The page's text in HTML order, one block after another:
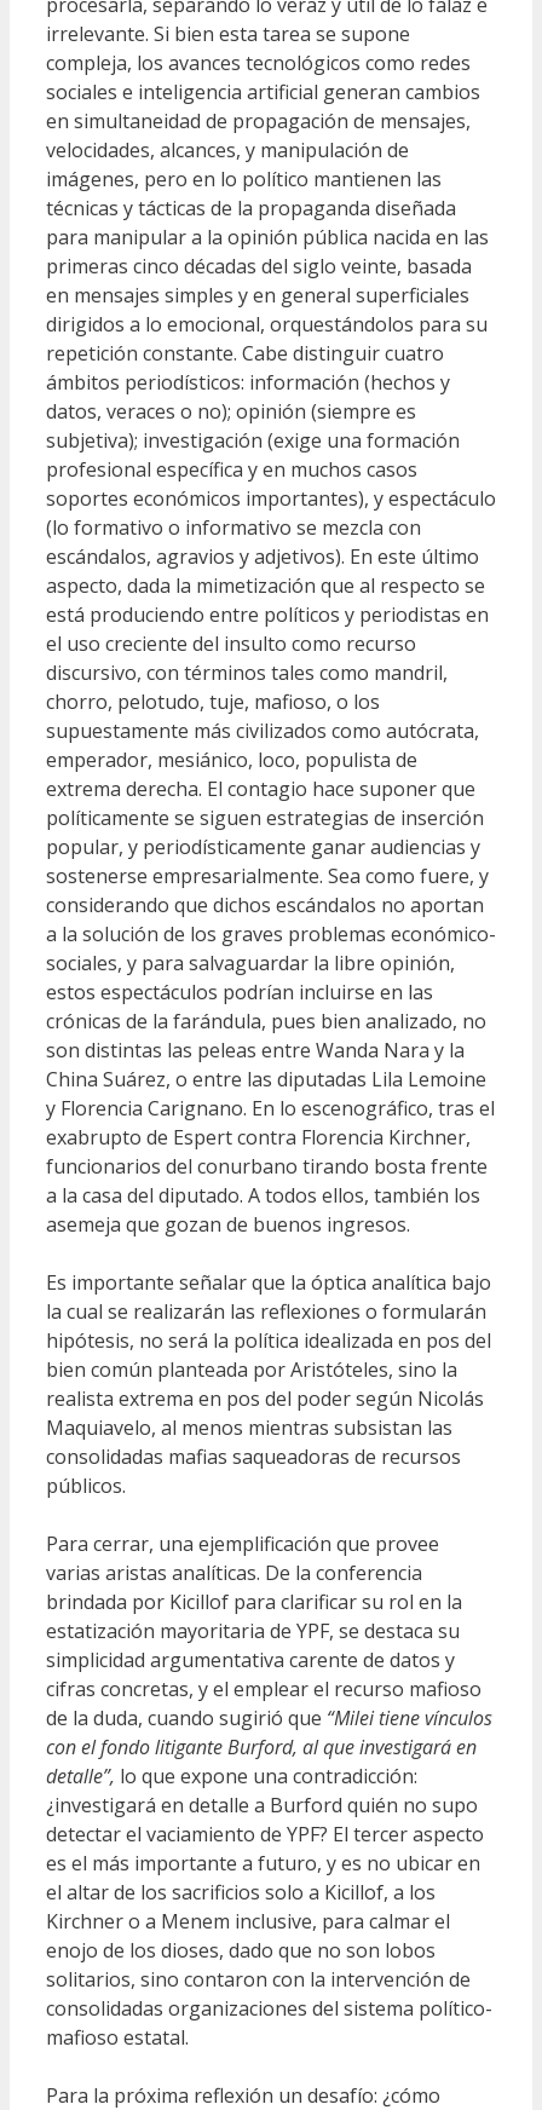
irrelevante. Si bien esta tarea se supone
compleja, los avances tecnológicos como redes
sociales e inteligencia artificial generan cambios
en simultaneidad de propagación de mensajes,
velocidades, alcances, y manipulación de
imágenes, pero en lo político mantienen las
técnicas y tácticas de la propaganda diseñada
para manipular a la opinión pública nacida en las
primeras cinco décadas del siglo veinte, basada
en mensajes simples y en general superficiales
dirigidos a lo emocional, orquestándolos para su
repetición constante. Cabe distinguir cuatro
ámbitos periodísticos: información (hechos y
datos, veraces o no); opinión (siempre es
subjetiva); investigación (exige una formación
profesional específica y en muchos casos
soportes económicos importantes), y espectáculo
(lo formativo o informativo se mezcla con
escándalos, agravios y adjetivos). En este último
aspecto, dada la mimetización que al respecto se
está produciendo entre políticos y periodistas en
el uso creciente del insulto como recurso
discursivo, con términos tales como mandril,
chorro, pelotudo, tuje, mafioso, o los
supuestamente más civilizados como autócrata,
emperador, mesiánico, loco, populista de
extrema derecha. El contagio hace suponer que
políticamente se siguen estrategias de inserción
popular, y periodísticamente ganar audiencias y
sostenerse empresarialmente. Sea como fuere, y
considerando que dichos escándalos no aportan
a la solución de los graves problemas económico-
sociales, y para salvaguardar la libre opinión,
estos espectáculos podrían incluirse en las
crónicas de la farándula, pues bien analizado, no
son distintas las peleas entre Wanda Nara y la
China Suárez, o entre las diputadas Lila Lemoine
y Florencia Carignano. En lo escenográfico, tras el
exabrupto de Espert contra Florencia Kirchner,
funcionarios del conurbano tirando bosta frente
a la casa del diputado. A todos ellos, también los
asemeja que gozan de buenos ingresos.
Es importante señalar que la óptica analítica bajo
la cual se realizarán las reflexiones o formularán
hipótesis, no será la política idealizada en pos del
bien común planteada por Aristóteles, sino la
realista extrema en pos del poder según Nicolás
Maquiavelo, al menos mientras subsistan las
consolidadas mafias saqueadoras de recursos
públicos.
Para cerrar, una ejemplificación que provee
varias aristas analíticas. De la conferencia
brindada por Kicillof para clarificar su rol en la
estatización mayoritaria de YPF, se destaca su
simplicidad argumentativa carente de datos y
cifras concretas, y el emplear el recurso mafioso
de la duda, cuando sugirió que “Milei tiene vínculos
con el fondo litigante Burford, al que investigará en
detalle”, lo que expone una contradicción:
¿investigará en detalle a Burford quién no supo
detectar el vaciamiento de YPF? El tercer aspecto
es el más importante a futuro, y es no ubicar en
el altar de los sacrificios solo a Kicillof, a los
Kirchner o a Menem inclusive, para calmar el
enojo de los dioses, dado que no son lobos
solitarios, sino contaron con la intervención de
consolidadas organizaciones del sistema político-
mafioso estatal.
Para la próxima reflexión un desafío: ¿cómo